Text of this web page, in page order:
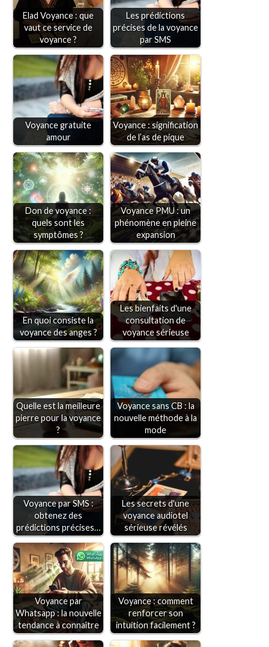
Elad Voyance : que
vaut ce service de
voyance ?
Les prédictions
précises de la voyance
par SMS
Voyance gratuite
amour
Voyance : signification
de l’as de pique
Don de voyance :
quels sont les
symptômes ?
Voyance PMU : un
phénomène en pleine
expansion
En quoi consiste la
voyance des anges ?
Les bienfaits d'une
consultation de
voyance sérieuse
Quelle est la meilleure
pierre pour la voyance
?
Voyance sans CB : la
nouvelle méthode à la
mode
Voyance par SMS :
obtenez des
prédictions précises…
Les secrets d'une
voyance audiotel
sérieuse révélés
Voyance par
Whatsapp : la nouvelle
tendance à connaître
Voyance : comment
renforcer son
intuition facilement ?